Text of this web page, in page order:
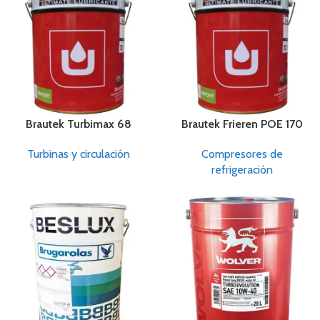
Brautek Turbimax 68
Turbinas y circulación
Brautek Frieren POE 170
Compresores de
refrigeración